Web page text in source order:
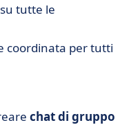
tutte le
coordinata per tutti
chat di gruppo